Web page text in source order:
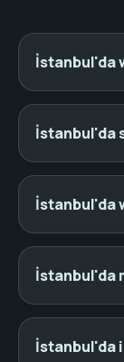
İstanbul'da
İstanbul'da
İstanbul'da
İstanbul'da
İstanbul'da